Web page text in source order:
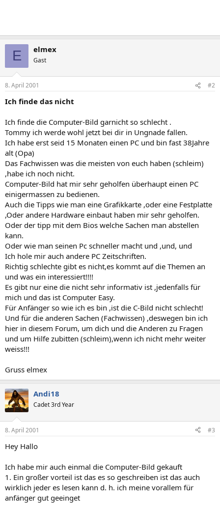
E elmex
Gast
8. April 2001 #2
Ich finde das nicht
Ich finde die Computer-Bild garnicht so schlecht .
Tommy ich werde wohl jetzt bei dir in Ungnade fallen.
Ich habe erst seid 15 Monaten einen PC und bin fast 38Jahre
alt (Opa)
Das Fachwissen was die meisten von euch haben (schleim)
,habe ich noch nicht.
Computer-Bild hat mir sehr geholfen überhaupt einen PC
einigermassen zu bedienen.
Auch die Tipps wie man eine Grafikkarte ,oder eine Festplatte
,Oder andere Hardware einbaut haben mir sehr geholfen.
Oder der tipp mit dem Bios welche Sachen man abstellen
kann.
Oder wie man seinen Pc schneller macht und ,und, und
Ich hole mir auch andere PC Zeitschriften.
Richtig schlechte gibt es nicht,es kommt auf die Themen an
und was ein interessiert!!!!
Es gibt nur eine die nicht sehr informativ ist ,jedenfalls für
mich und das ist Computer Easy.
Für Anfänger so wie ich es bin ,ist die C-Bild nicht schlecht!
Und für die anderen Sachen (Fachwissen) ,deswegen bin ich
hier in diesem Forum, um dich und die Anderen zu Fragen
und um Hilfe zubitten (schleim),wenn ich nicht mehr weiter
weiss!!!
Gruss elmex
Andi18
Cadet 3rd Year
8. April 2001 #3
Hey Hallo
Ich habe mir auch einmal die Computer-Bild gekauft
1. Ein großer vorteil ist das es so geschreiben ist das auch
wirklich jeder es lesen kann d. h. ich meine vorallem für
anfänger gut geeinget